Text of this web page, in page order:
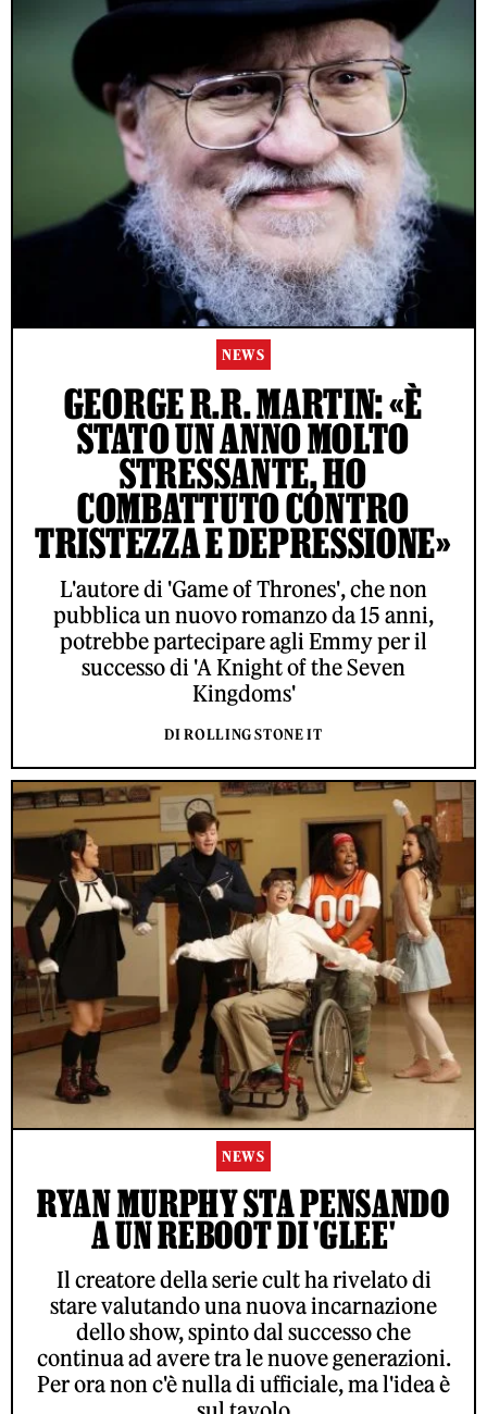
NEWS
GEORGE R.R. MARTIN: «È
STATO UN ANNO MOLTO
STRESSANTE, HO
COMBATTUTO CONTRO
TRISTEZZA E DEPRESSIONE»
L'autore di 'Game of Thrones', che non
pubblica un nuovo romanzo da 15 anni,
potrebbe partecipare agli Emmy per il
successo di 'A Knight of the Seven
Kingdoms'
DI ROLLING STONE IT
NEWS
RYAN MURPHY STA PENSANDO
A UN REBOOT DI 'GLEE'
Il creatore della serie cult ha rivelato di
stare valutando una nuova incarnazione
dello show, spinto dal successo che
continua ad avere tra le nuove generazioni.
Per ora non c'è nulla di ufficiale, ma l'idea è
ACCETTO LE NORME SUL TRATTAMENTO DEI DATI E
L'INVIO DELLA NEWSLETTER DI RS
© ROLLING STONE ITALIA 2026CONTATTI
PUBBLICITÀ